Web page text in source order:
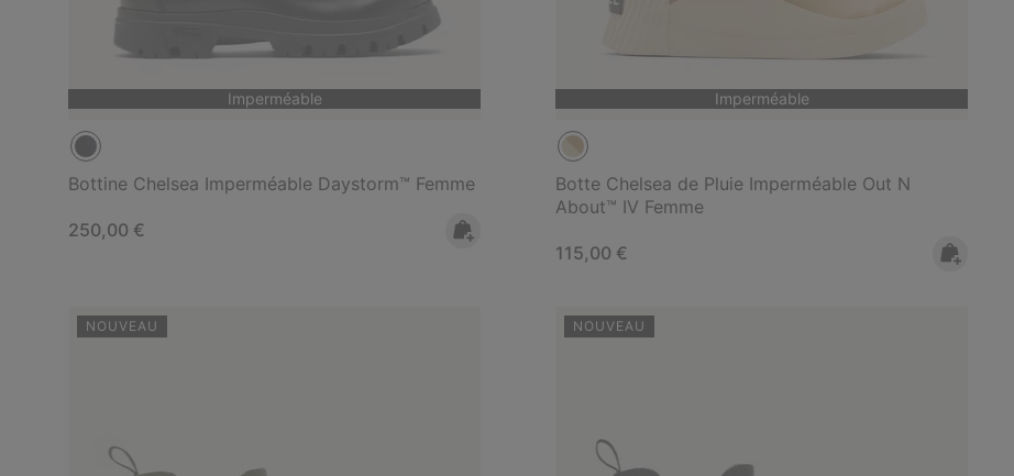
Imperméable
Bottine Chelsea Imperméable Daystorm™ Femme
Regular price:
250,00 €
Imperméable
Botte Chelsea de Pluie Imperméable Out N
About™ IV Femme
Regular price:
115,00 €
NOUVEAU NOUVEAU